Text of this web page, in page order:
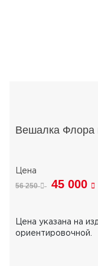
Вешалка Флора
56 250 45 000
Цена указана на
ориентировочной.